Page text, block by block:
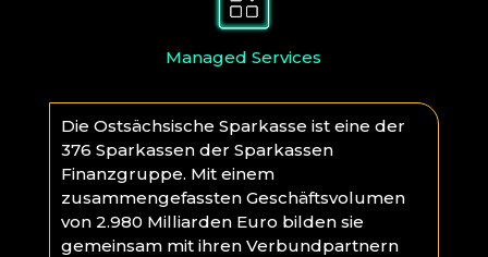
Managed Services
Die Ostsächsische Sparkasse ist eine der
376 Sparkassen der Sparkassen
Finanzgruppe. Mit einem
zusammengefassten Geschäftsvolumen
von 2.980 Milliarden Euro bilden sie
gemeinsam mit ihren Verbundpartnern